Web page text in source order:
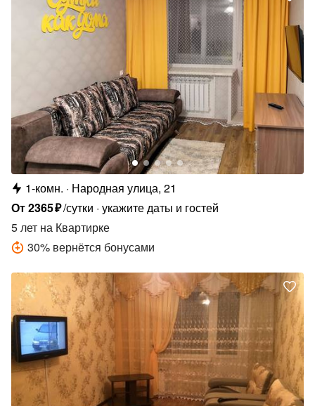
1-комн.
Народная улица, 21
От2365₽/сутки укажите даты и гостей
5 лет на Квартирке
30% вернётся бонусами